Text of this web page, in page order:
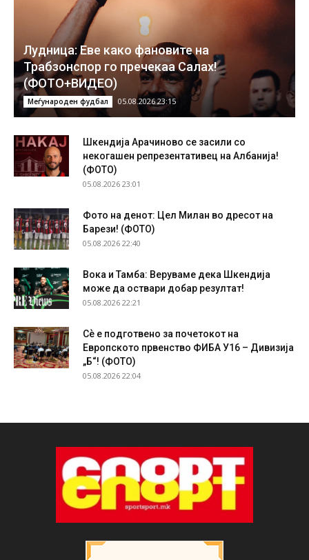
Лудница: Еве како фановите на
Трабзонспор го пречекаа Салах!
(ФОТО+ВИДЕО)
Меѓународен фудбал 05.08.2026 23:15
Шкендија Арачиново се засили со
некогашен репрезентативец на Албанија!
(ФОТО)
05.08.2026 23:01
Фото на денот: Цел Милан во дресот на
Барези! (ФОТО)
05.08.2026 22:40
Вока и Тамба: Веруваме дека Шкендија
може да оствари добар резултат!
05.08.2026 22:21
Сѐ е подготвено за почетокот на
Европското првенство ФИБА У16 – Дивизија
„Б“! (ФОТО)
05.08.2026 22:04